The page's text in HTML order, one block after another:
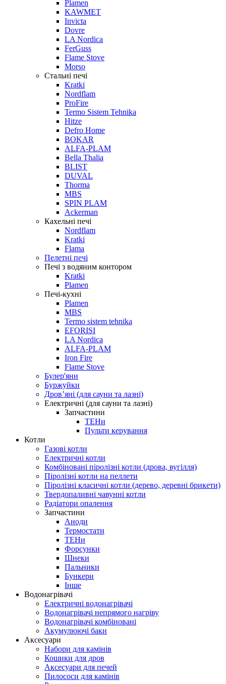
Plamen
KAWMET
Inviсta
Dovre
LA Nordica
FerGuss
Flame Stove
Morso
Стальні печі
Kratki
Nordflam
ProFire
Termo Sistem Tehnika
Hitze
Defro Home
BOKAR
ALFA-PLAM
Bella Thalia
BLIST
DUVAL
Thorma
MBS
SPIN PLAM
Ackerman
Кахельні печі
Nordflam
Kratki
Flama
Пелетні печі
Печі з водяним контором
Kratki
Plamen
Печі-кухні
Plamen
MBS
Termo sistem tehnika
EFORISI
LA Nordica
ALFA-PLAM
Iron Fire
Flame Stove
Булер'яни
Буржуйки
Дровʼяні (для сауни та лазні)
Електричні (для сауни та лазні)
Запчастини
ТЕНи
Пульти керування
Котли
Газові котли
Електричні котли
Комбіновані піролізні котли (дрова, вугілля)
Піролізні котли на пеллети
Піролізні класичні котли (дерево, деревні брикети)
Твердопаливні чавунні котли
Радіатори опалення
Запчастини
Аноди
Термостати
ТЕНи
Форсунки
Шнеки
Пальники
Бункери
Інше
Водонагрівачі
Електричні водонагрівачі
Водонагрівачі непрямого нагріву
Водонагрівачі комбіновані
Акумулюючі баки
Аксесуари
Набори для камінів
Кошики для дров
Аксесуари для печей
Пилососи для камінів